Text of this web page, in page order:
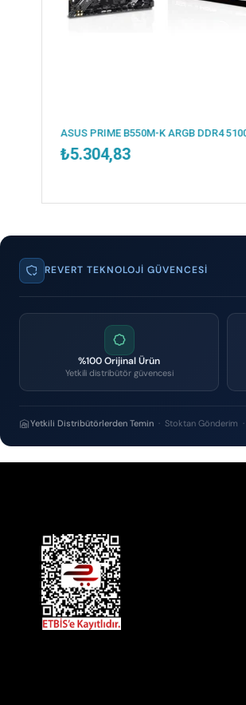
₺5.304,83
REVERT TEKNOLOJI GÜVENCESI
%100 Orijinal Ürün
Yetkili distribütör güvencesi
Yetkili Distribütörlerden Temin · Stoktan Gönderim ·